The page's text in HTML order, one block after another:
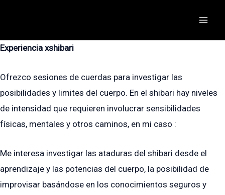
content
Experiencia xshibari
Ofrezco sesiones de cuerdas para investigar las
posibilidades y limites del cuerpo. En el shibari hay niveles
de intensidad que requieren involucrar sensibilidades
físicas, mentales y otros caminos, en mi caso :
Me interesa investigar las ataduras del shibari desde el
aprendizaje y las potencias del cuerpo, la posibilidad de
improvisar basándose en los conocimientos seguros y